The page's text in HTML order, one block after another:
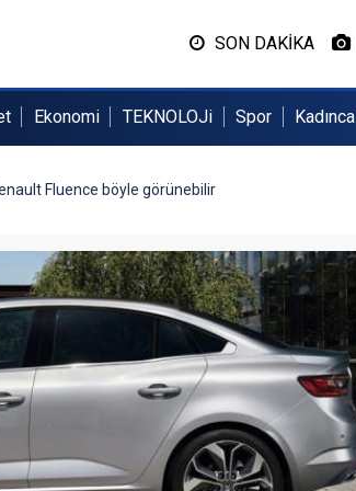
SON DAKİKA
Ekonomi TEKNOLOJi Spor Kadınca
Fluence böyle görünebilir